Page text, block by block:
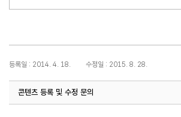
등록일 : 2014. 4. 18. 수정일 : 2015. 8. 28.
콘텐츠 등록 및 수정 문의